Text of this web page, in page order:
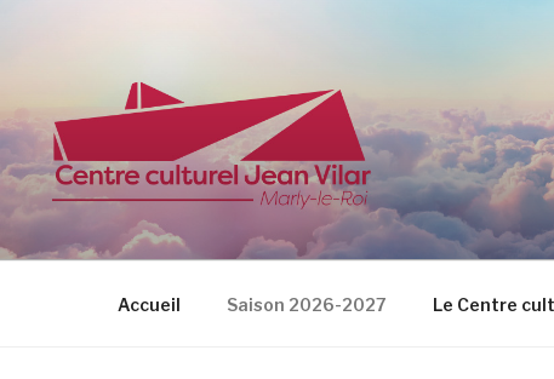
CENTRE
Accueil Saison 2026-2027 Le Centre